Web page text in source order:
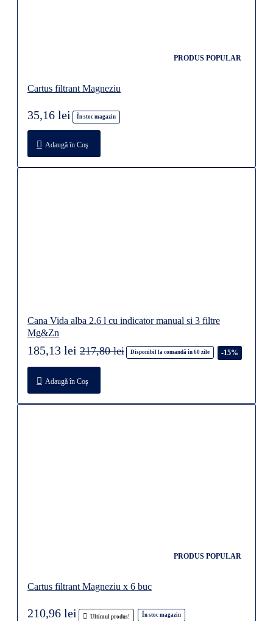
PRODUS POPULAR
Cartus filtrant Magneziu
În stoc magazin
35,16 lei
Adaugă în Coş
Cana Vida alba 2.6 l cu indicator manual si 3 filtre
Mg&Zn
Disponibil la comandă în 60 zile -15%
185,13 lei 217,80 lei
Adaugă în Coş
PRODUS POPULAR
Cartus filtrant Magneziu x 6 buc
Ultimul produs! În stoc magazin
210,96 lei